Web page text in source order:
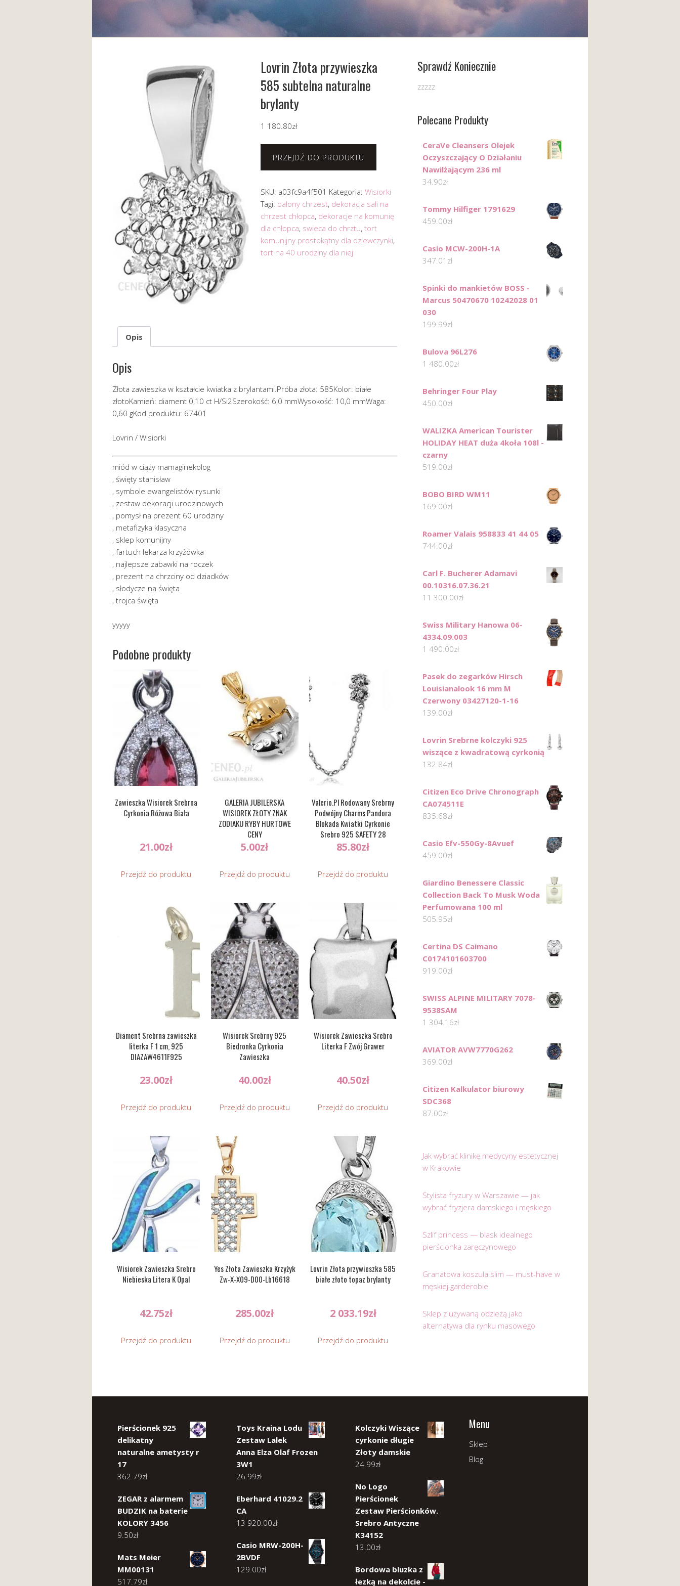
Lovrin Złota przywieszka
585 subtelna naturalne
brylanty
1 180.80zł
PRZEJDŹ DO PRODUKTU
SKU: a03fc9a4f501 Kategoria: Wisiorki
Tagi: balony chrzest, dekoracja sali na
chrzest chłopca, dekoracje na komunię
dla chłopca, swieca do chrztu, tort
komunijny prostokątny dla dziewczynki,
tort na 40 urodziny dla niej
Opis
Opis
Złota zawieszka w kształcie kwiatka z brylantami.Próba złota: 585Kolor: białe
złotoKamień: diament 0,10 ct H/Si2Szerokość: 6,0 mmWysokość: 10,0 mmWaga:
0,60 gKod produktu: 67401
Lovrin / Wisiorki
miód w ciąży mamaginekolog
, święty stanisław
, symbole ewangelistów rysunki
, zestaw dekoracji urodzinowych
, pomysł na prezent 60 urodziny
, metafizyka klasyczna
, sklep komunijny
, fartuch lekarza krzyżówka
, najlepsze zabawki na roczek
, prezent na chrzciny od dziadków
, słodycze na święta
, trojca święta
yyyyy
Podobne produkty
Zawieszka Wisiorek Srebrna
Cyrkonia Różowa Biała
21.00zł
Przejdź do produktu
GALERIA JUBILERSKA
WISIOREK ZŁOTY ZNAK
ZODIAKU RYBY HURTOWE
CENY
5.00zł
Przejdź do produktu
Valerio.Pl Rodowany Srebrny
Podwójny Charms Pandora
Blokada Kwiatki Cyrkonie
Srebro 925 SAFETY 28
85.80zł
Przejdź do produktu
Diament Srebrna zawieszka
literka F 1 cm, 925
DIAZAW4611F925
23.00zł
Przejdź do produktu
Wisiorek Srebrny 925
Biedronka Cyrkonia
Zawieszka
40.00zł
Przejdź do produktu
Wisiorek Zawieszka Srebro
Literka F Zwój Grawer
40.50zł
Przejdź do produktu
Wisiorek Zawieszka Srebro
Niebieska Litera K Opal
42.75zł
Przejdź do produktu
Yes Złota Zawieszka Krzyżyk
Zw-X-X09-D00-Lb16618
285.00zł
Przejdź do produktu
Lovrin Złota przywieszka 585
białe złoto topaz brylanty
2 033.19zł
Przejdź do produktu
Sprawdź Koniecznie
zzzzz
Polecane Produkty
CeraVe Cleansers Olejek
Oczyszczający O Działaniu
Nawilżającym 236 ml
34.90zł
Tommy Hilfiger 1791629
459.00zł
Casio MCW-200H-1A
347.01 zł
Spinki do mankietów BOSS -
Marcus 50470670 10242028 01
030
199.99zł
Bulova 96L276
1 480.00zł
Behringer Four Play
450.00zł
WALIZKA American Tourister
HOLIDAY HEAT duża 4koła 108l -
czarny
519.00zł
BOBO BIRD WM11
169.00zł
Roamer Valais 958833 41 44 05
744.00zł
Carl F. Bucherer Adamavi
00.10316.07.36.21
11 300.00zł
Swiss Military Hanowa 06-
4334.09.003
1 490.00zł
Pasek do zegarków Hirsch
Louisianalook 16 mm M
Czerwony 03427120-1-16
139.00zł
Lovrin Srebrne kolczyki 925
wiszące z kwadratową cyrkonią
132.84zł
Citizen Eco Drive Chronograph
CA074511E
835.68zł
Casio Efv-550Gy-8Avuef
459.00zł
Giardino Benessere Classic
Collection Back To Musk Woda
Perfumowana 100 ml
505.95zł
Certina DS Caimano
C0174101603700
919.00zł
SWISS ALPINE MILITARY 7078-
9538SAM
1 304.16zł
AVIATOR AVW7770G262
369.00zł
Citizen Kalkulator biurowy
SDC368
87.00zł
Jak wybrać klinikę medycyny estetycznej
w Krakowie
Stylista fryzury w Warszawie — jak
wybrać fryzjera damskiego i męskiego
Szlif princess — blask idealnego
pierścionka zaręczynowego
Granatowa koszula slim — must-have w
męskiej garderobie
Sklep z używaną odzieżą jako
alternatywa dla rynku masowego
Pierścionek 925
delikatny
naturalne ametysty r
17
362.79zł
ZEGAR z alarmem
BUDZIK na baterie
KOLORY 3456
9.50zł
Mats Meier
MM00131
517.79zł
Toys Kraina Lodu
Zestaw Lalek
Anna Elza Olaf Frozen
3W1
26.99zł
Eberhard 41029.2
CA
13 920.00zł
Casio MRW-200H-
2BVDF
129.00zł
Kolczyki Wiszące
cyrkonie długie
Złoty damskie
24.99zł
No Logo
Pierścionek
Zestaw Pierścionków.
Srebro Antyczne
K34152
13.00zł
Bordowa bluzka z
łezką na dekolcie -
Menu
Sklep
Blog